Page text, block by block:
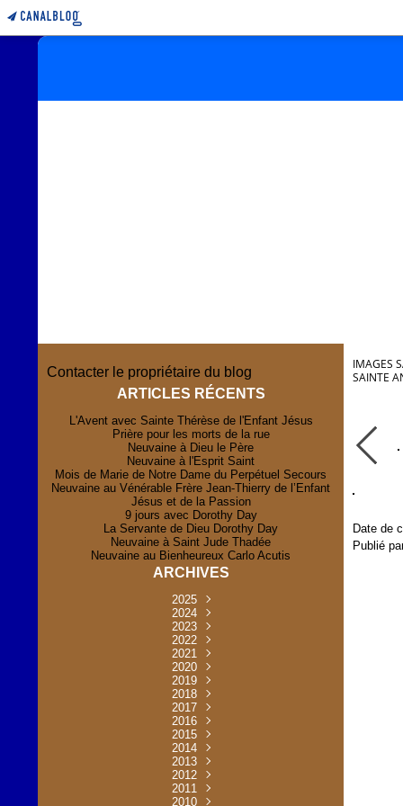
Contacter le propriétaire du blog
ARTICLES RÉCENTS
L'Avent avec Sainte Thérèse de l'Enfant Jésus
Prière pour les morts de la rue
Neuvaine à Dieu le Père
Neuvaine à l'Esprit Saint
Mois de Marie de Notre Dame du Perpétuel Secours
Neuvaine au Vénérable Frère Jean-Thierry de l’Enfant
Jésus et de la Passion
9 jours avec Dorothy Day
La Servante de Dieu Dorothy Day
Neuvaine à Saint Jude Thadée
Neuvaine au Bienheureux Carlo Acutis
ARCHIVES
2025
Novembre
Juillet(1)
Mai
(1)
Avril
(1)
Janvier(1)
2024
Novembre
Octobre
Août
(1)
Mai
(8)
Avril
(2)
Mars
(1)
Février(1)
Janvier(2)
2023
Décembre
Novembre
Octobre
Juin
(29)
Mai (31)
Avril
(2)
2022
Décembre
Novembre
Octobre
Août
(33)
Juillet
(32)
Juin
(1)
Mai (35)
Avril
(31)
Mars
(32)
Février(2)
Janvier(30)
2021
Décembre
Novembre
Octobre(30)
Septembre
Août
(30)
Juillet(2)
Mai (30)
Avril
(3)
2020
Décembre
Novembre
Octobre(17)
Septembre
Mai (30)
Avril
(13)
Mars
(1)
2019
Octobre
Mai (30)
Avril
(5)
Mars
(31)
Février(3)
2018
Décembre
Novembre
Octobre
Août
(2)
Juin
(5)
Mai (30)
Avril
(31)
Mars
(3)
2017
Décembre
Novembre
Octobre
Août
(30)
Juillet
(33)
Juin
(4)
Mai (32)
2016
Décembre
Novembre
Octobre
Septembre
Août
(2)
Juin
(4)
2015
Décembre
Novembre
Octobre
Septembre
Août
(4)
2014
Septembre
Août
(3)
Juillet(6)
Juin
(31)
2013
Décembre
Novembre
Octobre
2012
Décembre
Novembre
2011
Décembre
2010
IMAGES
SAINTE
Date de
Publié